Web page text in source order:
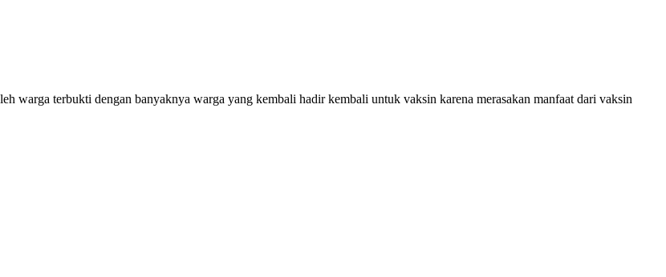
warga terbukti dengan banyaknya warga yang kembali hadir kembali untuk vaksin karena merasakan manfaat dari vaksin